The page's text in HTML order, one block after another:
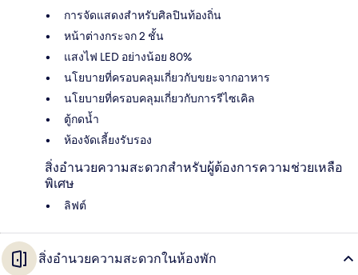
การจัดแสดงสำหรับศิลปินท้องถิ่น
หน้าต่างกระจก 2 ชั้น
แสงไฟ LED อย่างน้อย 80%
นโยบายที่ครอบคลุมเกี่ยวกับขยะจากอาหาร
นโยบายที่ครอบคลุมเกี่ยวกับการรีไซเคิล
ตู้กดน้ำ
ห้องจัดเลี้ยงรับรอง
สิ่งอำนวยความสะดวกสำหรับผู้ต้องการความช่วยเหลือ
พิเศษ
ลิฟต์
สิ่งอำนวยความสะดวกในห้องพัก